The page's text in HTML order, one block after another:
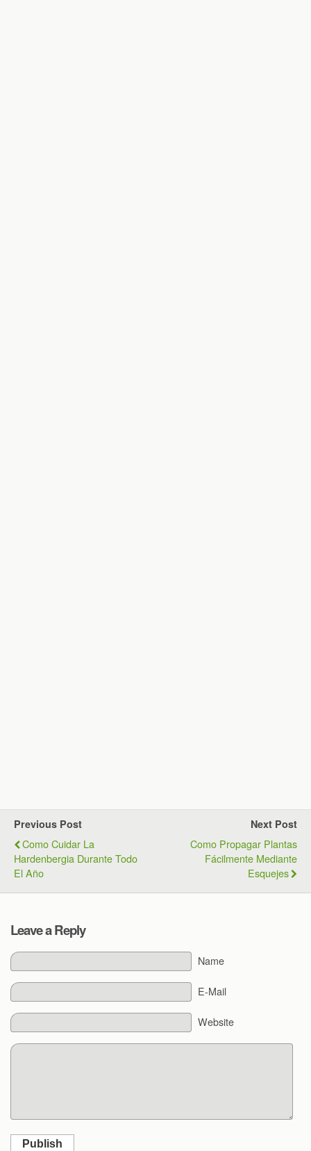
Previous Post
Como Cuidar La
Hardenbergia Durante Todo
El Año
Next Post
Como Propagar Plantas
Fácilmente Mediante
Esquejes
Leave a Reply
Name
E-Mail
Website
Publish